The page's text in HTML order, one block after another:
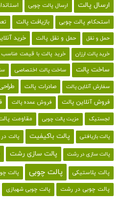
ارسال پالت ارسال پالت چوبی
استحکام پالت چوبی بازیافت پالت
حمل و نقل حمل و نقل پالت خرید
خرید پالت ارزان خرید پالت با قیمت مناسب
ساخت پالت ساخت پالت اختصاصی
سفارش آنلاین پالت صادرات پالت
فروش آنلاین پالت فروش عمده پالت
لجستیک مزیت پالت چوبی مقاومت
پالت بازیافتی پالت باکیفیت پالت
پالت سازی در رشت پالت سازی رشت
پالت پلاستیکی پالت چوبی پالت
پالت چوبی در رشت پالت چوبی شهبازی